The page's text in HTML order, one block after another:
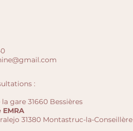
:
gare 31660 Bessières
EMRA
31380 Montastruc-la-Conseillère